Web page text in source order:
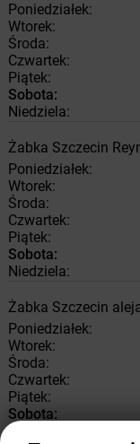
Poniedziałek:
Wtorek:
Środa:
Czwartek:
Piątek:
Sobota:
Niedziela:
Żabka Szczecin
Poniedziałek:
Wtorek:
Środa:
Czwartek:
Piątek:
Sobota:
Niedziela:
Żabka Szczecin
Poniedziałek:
Wtorek:
Środa:
Czwartek:
Piątek:
Sobota:
Niedziela: